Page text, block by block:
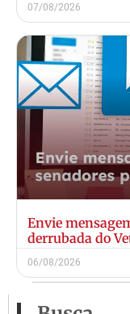
07/08/2026
Envie
derrubada do
06/08/2026